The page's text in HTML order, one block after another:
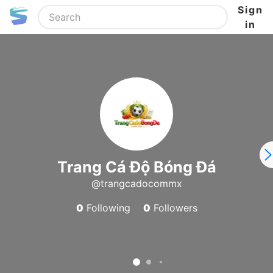
Sign
in
Trang Cá Độ Bóng Đá
@trangcadocommx
0 Following 0 Followers